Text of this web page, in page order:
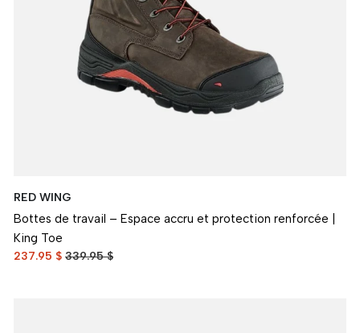
RED WING
Bottes de travail – Espace accru et protection renforcée |
King Toe
237.95 $ 339.95 $